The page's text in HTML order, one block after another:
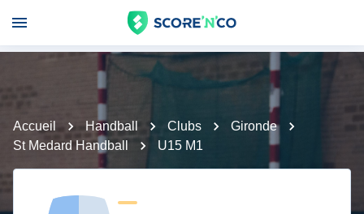
Accueil Handball Clubs
Gironde
St Medard Handball
U15 M1